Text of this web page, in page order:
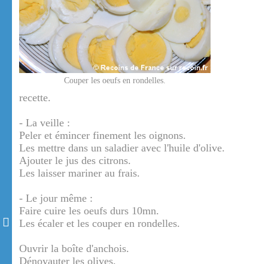
Couper les oeufs en rondelles.
recette.
- La veille :
Peler et émincer finement les oignons.
Les mettre dans un saladier avec l'huile d'olive.
Ajouter le jus des citrons.
Les laisser mariner au frais.
- Le jour même :
Faire cuire les oeufs durs 10mn.
Les écaler et les couper en rondelles.
Ouvrir la boîte d'anchois.
Dénoyauter les olives.